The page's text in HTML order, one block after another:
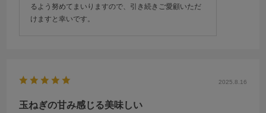
るよう努めてまいりますので、引き続きご愛顧いただ
けますと幸いです。
2025.8.16
玉ねぎの甘み感じる美味しい